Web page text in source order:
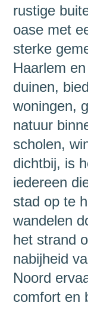
rustige
oase met
sterke
Haarlem
duinen,
woningen,
natuur
scholen,
dichtbij, is
iedereen
stad op te
wandelen
het strand
nabijheid
Noord
comfort en